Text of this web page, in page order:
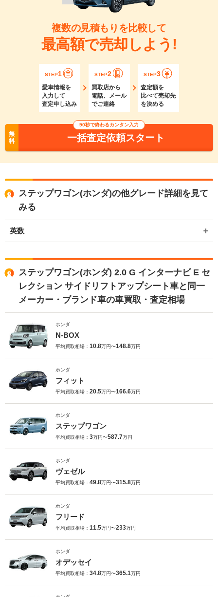
複数の見積もりを比較して
最高額で売却しよう!
STEP1
愛車情報を
入力して
査定申し込み
STEP2
買取店から
電話、メール
でご連絡
STEP3
査定額を
比べて売却先
を決める
無
料
90秒で終わるカンタン入力
一括査定依頼スタート
ステップワゴン(ホンダ)の他グレード詳細を見て
みる
英数
ステップワゴン(ホンダ) 2.0 G インターナビ E セ
レクション サイドリフトアップシート車と同一
メーカー・ブランド車の車買取・査定相場
ホンダ
N-BOX
平均買取相場： 10.8万円〜148.8万円
ホンダ
フィット
平均買取相場： 20.5万円〜166.6万円
ホンダ
ステップワゴン
平均買取相場： 3万円〜587.7万円
ホンダ
ヴェゼル
平均買取相場： 49.8万円〜315.8万円
ホンダ
フリード
平均買取相場： 11.5万円〜233万円
ホンダ
オデッセイ
平均買取相場： 34.8万円〜365.1万円